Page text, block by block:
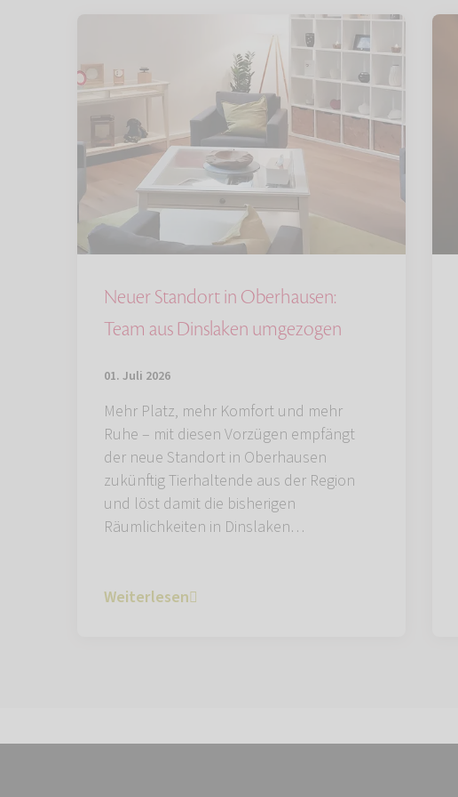
Neuer Standort in Oberhausen:
Team aus Dinslaken umgezogen
01. Juli 2026
Mehr Platz, mehr Komfort und mehr
Ruhe – mit diesen Vorzügen empfängt
der neue Standort in Oberhausen
zukünftig Tierhaltende aus der Region
und löst damit die bisherigen
Räumlichkeiten in Dinslaken…
Weiterlesen